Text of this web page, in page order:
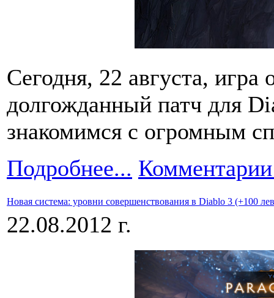
Сегодня, 22 августа, игра
долгожданный патч для
знакомимся с огромным
Подробнее...
Новая система: уровни совершенствования в Diablo 3 (+100
22.08.2012 г.